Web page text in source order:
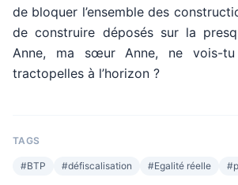
de bloquer l’ensemble des
de construire déposés sur la
Anne, ma sœur Anne, ne vois-
tractopelles à l’horizon ?
TAGS
#BTP #défiscalisation #Egalité réelle #